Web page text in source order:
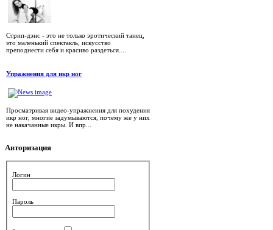
Стрип-дэнс - это не только эротический танец,
это маленький спектакль, искусство
преподнести себя и красиво раздеться....
Упражнения для икр ног
Просматривая видео-упражнения для похудения
икр ног, многие задумываются, почему же у них
не накачанные икры. И впр...
Авторизация
Логин
Пароль